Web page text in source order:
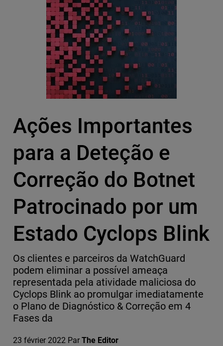
Ações Importantes
para a Deteção e
Correção do Botnet
Patrocinado por um
Estado Cyclops Blink
Os clientes e parceiros da WatchGuard
podem eliminar a possível ameaça
representada pela atividade maliciosa do
Cyclops Blink ao promulgar imediatamente
o Plano de Diagnóstico & Correção em 4
Fases da
23 février 2022 Par The Editor